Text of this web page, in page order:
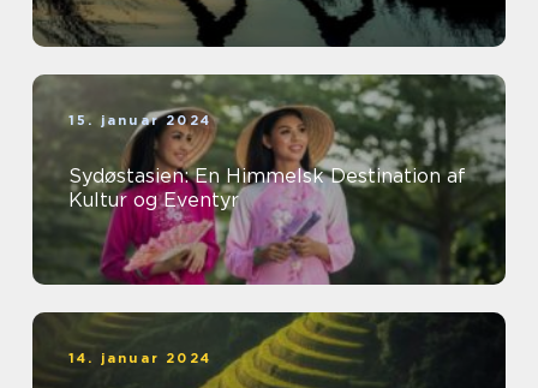
15. januar 2024
Sydøstasien: En Himmelsk Destination af
Kultur og Eventyr
14. januar 2024